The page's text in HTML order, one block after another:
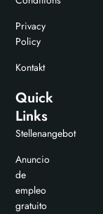
Privacy
Policy
Kontakt
Quick
Links
Stellenangebot
Anuncio
de
empleo
gratuito